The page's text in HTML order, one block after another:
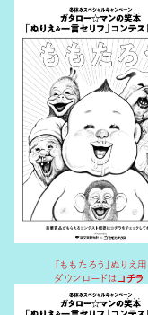
「ももたろう」ぬりえ用
ダウンロードはコチラ